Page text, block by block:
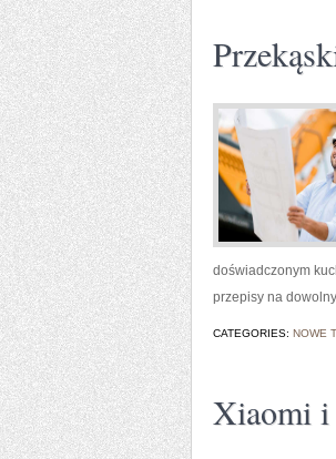
doświadczonym
przepisy na
CATEGORIES: NOWE
Xiaomi